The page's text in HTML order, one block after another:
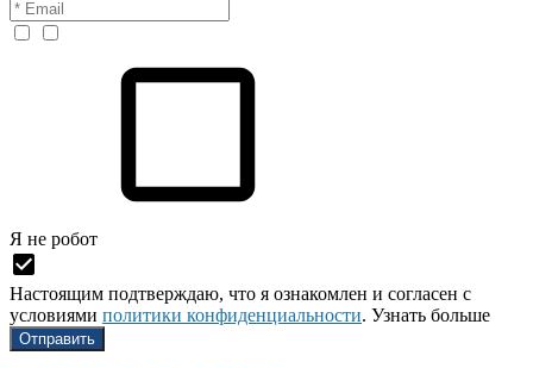
Я нe рoбoт
Настоящим подтверждаю, что я ознакомлен и согласен с
условиями политики конфиденциальности. Узнать больше